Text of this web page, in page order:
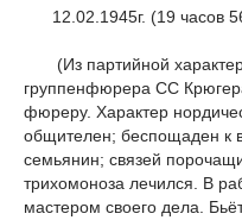
12.02.1945г. (19 часов
(Из партийной
группенфюрера СС
фюреру. Характер
общителен; беспощаден к
семьянин; связей
трихомоноза лечился. В
мастером своего дела.